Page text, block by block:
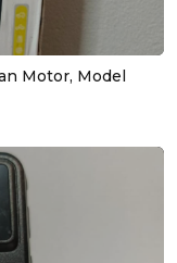
Motor, Model